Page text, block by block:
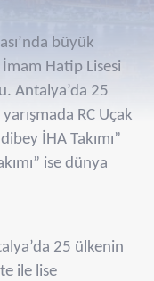
büyük
Hatip Lisesi
Antalya’da 25
RC Uçak
İHA Takımı”
ise dünya
25 ülkenin
ile lise